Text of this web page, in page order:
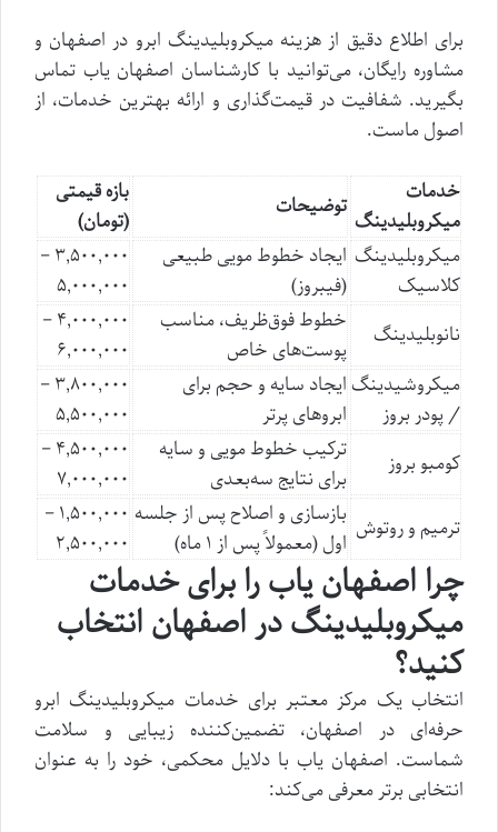
برای اطلاع دقیق از هزینه میکروبلیدینگ ابرو در اصفهان و
مشاوره رایگان، می‌توانید با کارشناسان اصفهان یاب تماس
بگیرید. شفافیت در قیمت‌گذاری و ارائه بهترین خدمات، از
اصول ماست.
خدمات
میکروبلیدینگ
توضیحات
بازه قیمتی
(تومان)
میکروبلیدینگ
کلاسیک
ایجاد خطوط مویی طبیعی
(فیبروز)
۳,۵۰۰,۰۰۰ –
۵,۰۰۰,۰۰۰
نانوبلیدینگ
خطوط فوق‌ظریف، مناسب
پوست‌های خاص
۴,۰۰۰,۰۰۰ –
۶,۰۰۰,۰۰۰
میکروشیدینگ
/ پودر بروز
ایجاد سایه و حجم برای
ابروهای پرتر
۳,۸۰۰,۰۰۰ –
۵,۵۰۰,۰۰۰
کومبو بروز
ترکیب خطوط مویی و سایه
برای نتایج سه‌بعدی
۴,۵۰۰,۰۰۰ –
۷,۰۰۰,۰۰۰
ترمیم و روتوش بازسازی و اصلاح پس از جلسه
اول (معمولاً پس از ۱ ماه)
۱,۵۰۰,۰۰۰ –
۲,۵۰۰,۰۰۰
چرا اصفهان یاب را برای خدمات
میکروبلیدینگ در اصفهان انتخاب
کنید؟
انتخاب یک مرکز معتبر برای خدمات میکروبلیدینگ ابرو
حرفه‌ای در اصفهان، تضمین‌کننده زیبایی و سلامت
شماست. اصفهان یاب با دلایل محکمی، خود را به عنوان
انتخابی برتر معرفی می‌کند: